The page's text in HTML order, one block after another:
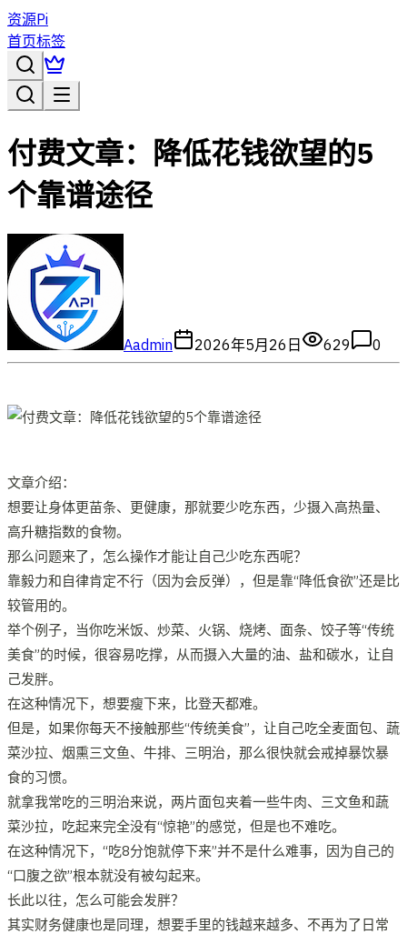
资源Pi
首页标签
付费文章：降低花钱欲望的5
个靠谱途径
Aadmin 2026年5月26日 629 0
文章介绍：
想要让身体更苗条、更健康，那就要少吃东西，少摄入高热量、
高升糖指数的食物。
那么问题来了，怎么操作才能让自己少吃东西呢？
靠毅力和自律肯定不行（因为会反弹），但是靠“降低食欲”还是比
较管用的。
举个例子，当你吃米饭、炒菜、火锅、烧烤、面条、饺子等“传统
美食”的时候，很容易吃撑，从而摄入大量的油、盐和碳水，让自
己发胖。
在这种情况下，想要瘦下来，比登天都难。
但是，如果你每天不接触那些“传统美食”，让自己吃全麦面包、蔬
菜沙拉、烟熏三文鱼、牛排、三明治，那么很快就会戒掉暴饮暴
食的习惯。
就拿我常吃的三明治来说，两片面包夹着一些牛肉、三文鱼和蔬
菜沙拉，吃起来完全没有“惊艳”的感觉，但是也不难吃。
在这种情况下，“吃8分饱就停下来”并不是什么难事，因为自己的
“口腹之欲”根本就没有被勾起来。
长此以往，怎么可能会发胖？
其实财务健康也是同理，想要手里的钱越来越多、不再为了日常